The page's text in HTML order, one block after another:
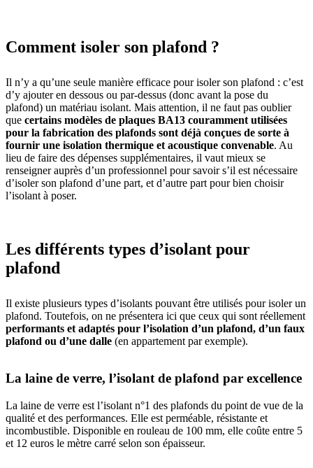
Comment isoler son plafond ?
Il n’y a qu’une seule manière efficace pour isoler son plafond : c’est
d’y ajouter en dessous ou par-dessus (donc avant la pose du
plafond) un matériau isolant. Mais attention, il ne faut pas oublier
que certains modèles de plaques BA13 couramment utilisées
pour la fabrication des plafonds sont déjà conçues de sorte à
fournir une isolation thermique et acoustique convenable. Au
lieu de faire des dépenses supplémentaires, il vaut mieux se
renseigner auprès d’un professionnel pour savoir s’il est nécessaire
d’isoler son plafond d’une part, et d’autre part pour bien choisir
l’isolant à poser.
Les différents types d’isolant pour
plafond
Il existe plusieurs types d’isolants pouvant être utilisés pour isoler un
plafond. Toutefois, on ne présentera ici que ceux qui sont réellement
performants et adaptés pour l’isolation d’un plafond, d’un faux
plafond ou d’une dalle (en appartement par exemple).
La laine de verre, l’isolant de plafond par excellence
La laine de verre est l’isolant n°1 des plafonds du point de vue de la
qualité et des performances. Elle est perméable, résistante et
incombustible. Disponible en rouleau de 100 mm, elle coûte entre 5
et 12 euros le mètre carré selon son épaisseur.